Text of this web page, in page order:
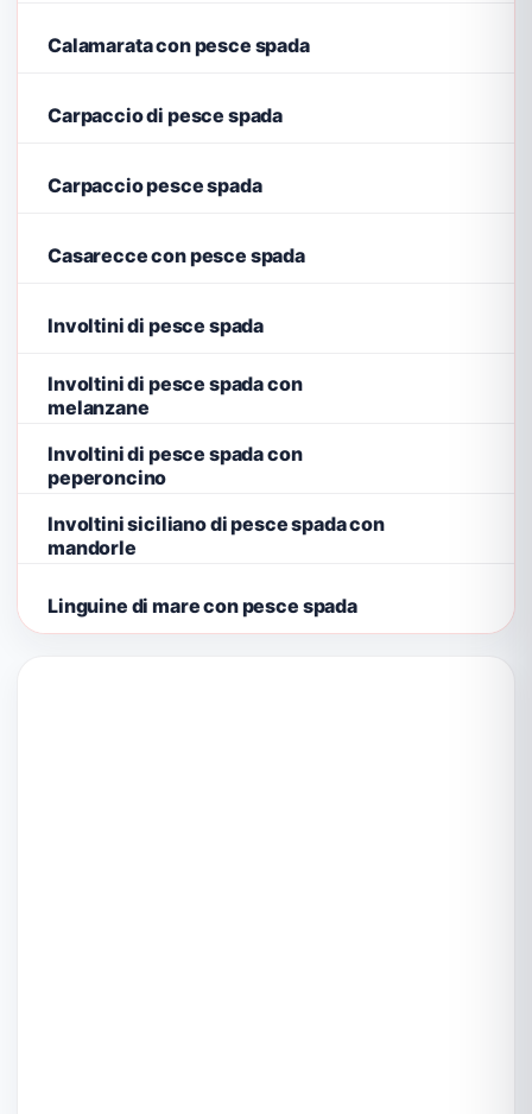
Calamarata con pesce spada
Carpaccio di pesce spada
Carpaccio pesce spada
Casarecce con pesce spada
Involtini di pesce spada
Involtini di pesce spada con
melanzane
Involtini di pesce spada con
peperoncino
Involtini siciliano di pesce spada con
mandorle
Linguine di mare con pesce spada